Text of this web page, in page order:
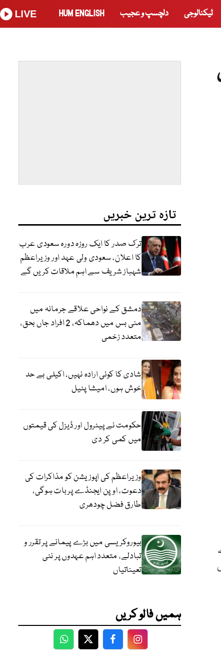
ٹیکنالوجی دلچسپ و عجیب HUM ENGLISH
LIVE
تازہ ترین خبریں
ترک صدر کا ایک روزہ دورہ سعودی عرب
کا اعلان، سعودی ولی عہد اور وزیراعظم
شہباز شریف سے اہم ملاقات کریں گے
دمشق کے نواحی علاقے جرمانہ میں
منی بس میں دھماکہ، 2 افراد جاں بحق،
متعدد زخمی
شادی کا کوئی ارادہ نہیں، اکیلی بے حد
خوش ہوں، امیشا پٹیل
حکومت نے پیٹرول اور ڈیزل کی قیمتوں
میں کمی کر دی
وزیراعظم کی اپوزیشن کو مذاکرات کی
دعوت، اوپن ایجنڈے پر بات ہوگی،
طارق فضل چودھری
بیوروکریسی میں بڑے پیمانے پر تقرر و
تبادلے، متعدد اہم عہدوں پر نئی
تعیناتیاں
ہمیں فالو کریں
WhatsApp
TwitterFacebookFacebook